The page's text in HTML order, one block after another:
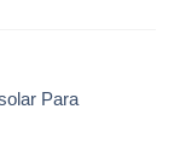
Para